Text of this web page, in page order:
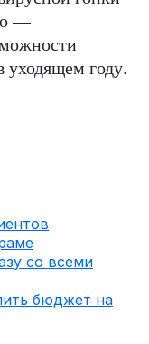
—
уходящем году.
со всеми
бюджет на